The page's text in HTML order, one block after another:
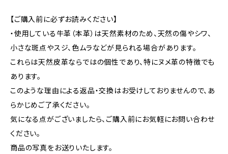
【ご購入前に必ずお読みください】
・使用している牛革（本革）は天然素材のため、天然の傷やシワ、
小さな斑点やスジ、色ムラなどが見られる場合があります。
これらは天然皮革ならではの個性であり、特にヌメ革の特徴でも
あります。
このような理由による返品・交換はお受けしておりませんので、あ
らかじめご了承ください。
気になる点がございましたら、ご購入前にお気軽にお問い合わせ
ください。
商品の写真をお送りいたします。